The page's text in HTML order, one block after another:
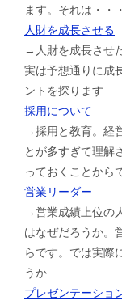
ます。それは・・・
人財を成長させる
→人財を成長させ
実は予想通りに成
ントを探ります
採用について
→採用と教育。経
とが多すぎて理解
っておくことから
営業リーダー
→営業成績上位の
はなぜだろうか。
らです。では実際
うか
プレゼンテーショ